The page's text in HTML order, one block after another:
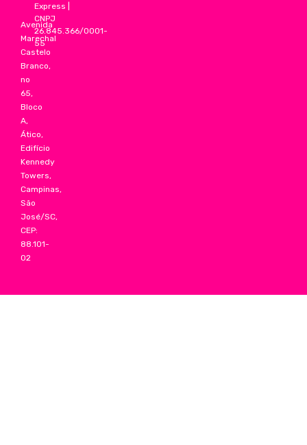
Avenida
Marechal
Castelo
Branco,
no
65,
Bloco
A,
Ático,
Edifício
Kennedy
Towers,
Campinas,
São
José/SC,
CEP:
88.101-
02
Express
CNPJ
26.845.366/0001-
55